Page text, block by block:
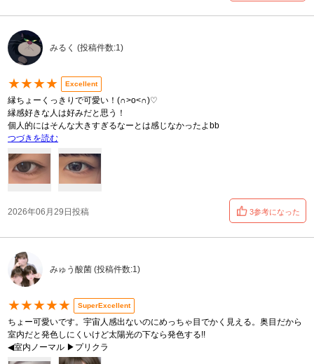
みるく (投稿件数:1)
★★★★ Excellent
縁ちょーくっきりで可愛い！(∩˃o˂∩)♡
縁感好きな人は好みだと思う！
個人的にはそんな大きすぎるなーとは感じなかったよbb
つづきを読む
2026年06月29日投稿 3参考になった
みゅう酸菌 (投稿件数:1)
★★★★★ SuperExcellent
ちょー可愛いです。宇宙人感出ないのにめっちゃ目でかく見える。奥目だから
室内だと発色しにくいけど太陽光の下なら発色する!!
◀︎室内ノーマル ▶プリクラ